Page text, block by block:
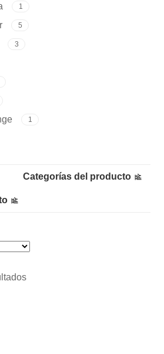
1
5
3
1
Categorías del producto